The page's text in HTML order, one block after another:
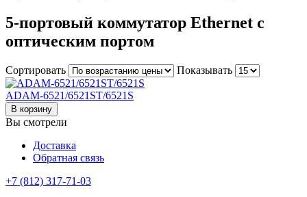
5-портовый коммутатор Ethernet с
оптическим портом
Сортировать Показывать
ADAM-6521/6521ST/6521S
В корзину
Вы смотрели
Доставка
Обратная связь
+7 (812) 317-71-03